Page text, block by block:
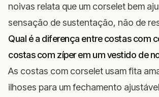
noivas relata que um corselet bem
sensação de sustentação, não de
Qual é a diferença entre costas com
costas com zíper em um vestido de
As costas com corselet usam fita
ilhoses para um fechamento